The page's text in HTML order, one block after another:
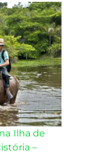
Ilha de
–